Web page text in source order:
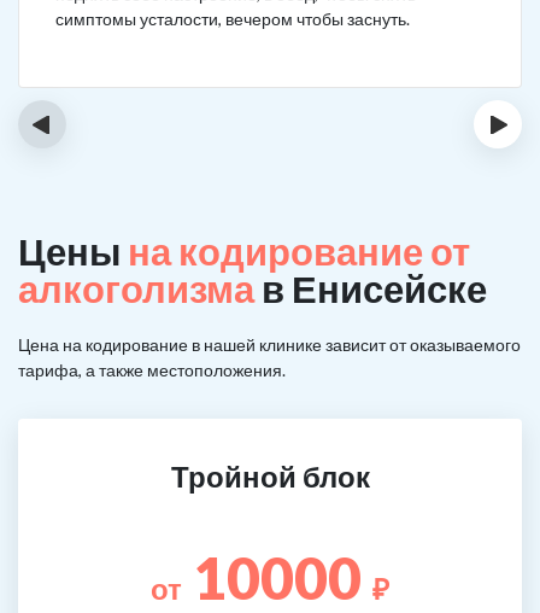
симптомы усталости, вечером чтобы заснуть.
‹ ›
Цены на кодирование от
алкоголизмав Енисейске
Цена на кодирование в нашей клинике зависит от оказываемого
тарифа, а также местоположения.
Тройной блок
от 10000 ₽